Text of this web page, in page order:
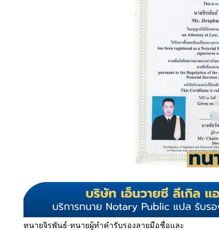
ทนายจิรพันธ์·ทนายผู้ทำคำรับรองลายมือชื่อและ